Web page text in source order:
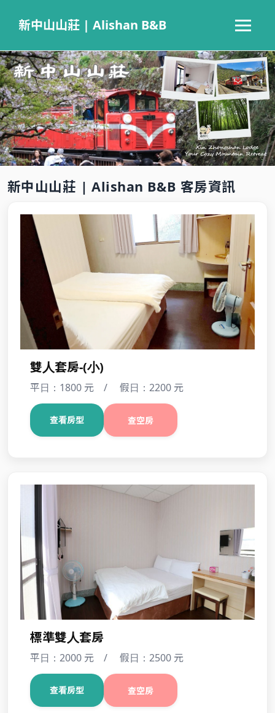
新中山山莊 | Alishan B&B
新中山山莊 | Alishan B&B 客房資訊
雙人套房-(小)
平日：1800 元 / 假日：2200 元
查看房型 查空房
標準雙人套房
平日：2000 元 / 假日：2500 元
查看房型 查空房